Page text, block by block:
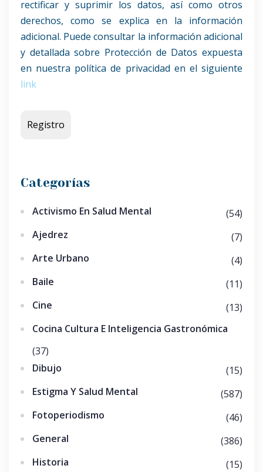
rectificar y suprimir los datos, así como otros
derechos, como se explica en la información
adicional. Puede consultar la información adicional
y detallada sobre Protección de Datos expuesta
en nuestra política de privacidad en el siguiente
link
Categorías
Activismo En Salud Mental
(54)
Ajedrez
(7)
Arte Urbano
(4)
Baile
(11)
Cine
(13)
Cocina Cultura E Inteligencia Gastronómica
(37)
Dibujo
(15)
Estigma Y Salud Mental
(587)
Fotoperiodismo
(46)
General
(386)
Historia
(15)